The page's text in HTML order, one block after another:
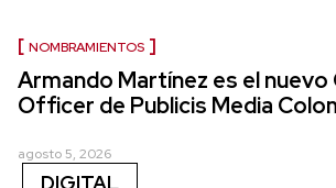
NOMBRAMIENTOS
Armando Martínez es el nuevo
Officer de Publicis Media
agosto 5, 2026